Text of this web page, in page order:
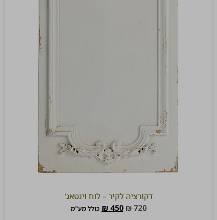
דקורציה לקיר – לוח וינטאג'
₪720
₪ 450 כולל מע"מ